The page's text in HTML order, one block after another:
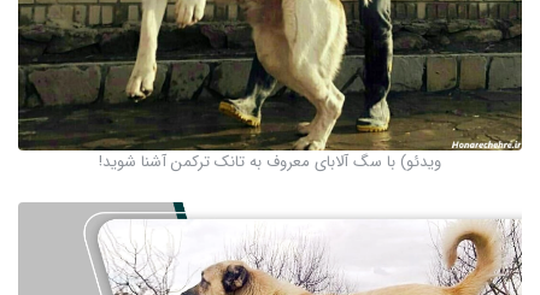
ویدئو) با سگ آلابای معروف به تانک ترکمن آشنا شوید!